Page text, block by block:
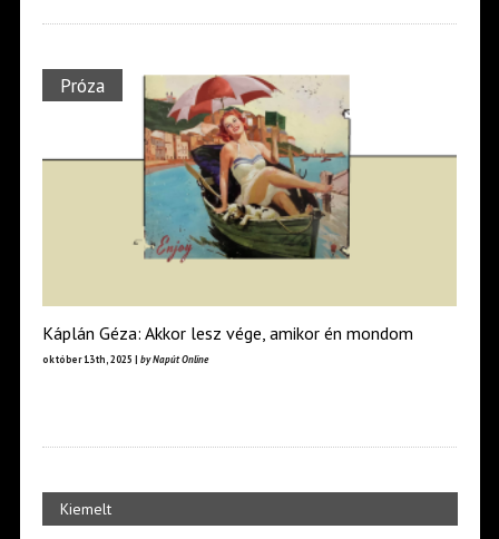
Próza
Káplán Géza: Akkor lesz vége, amikor én mondom
október 13th, 2025 | by Napút Online
Kiemelt